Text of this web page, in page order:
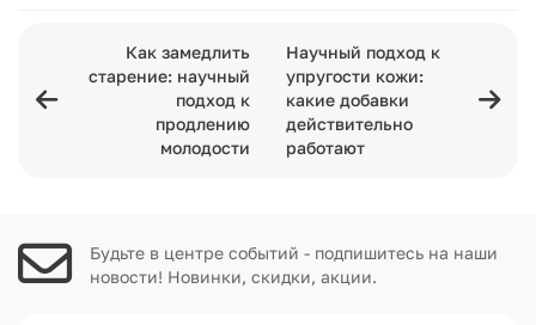
Как замедлить
старение: научный
подход к
продлению
молодости
Научный подход к
упругости кожи:
какие добавки
действительно
работают
Будьте в центре событий - подпишитесь на наши
новости! Новинки, скидки, акции.